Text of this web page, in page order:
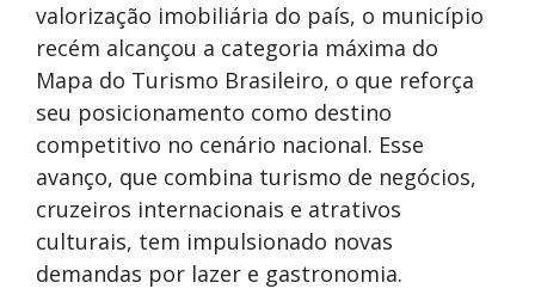
valorização imobiliária do país, o município
recém alcançou a categoria máxima do
Mapa do Turismo Brasileiro, o que reforça
seu posicionamento como destino
competitivo no cenário nacional. Esse
avanço, que combina turismo de negócios,
cruzeiros internacionais e atrativos
culturais, tem impulsionado novas
demandas por lazer e gastronomia.